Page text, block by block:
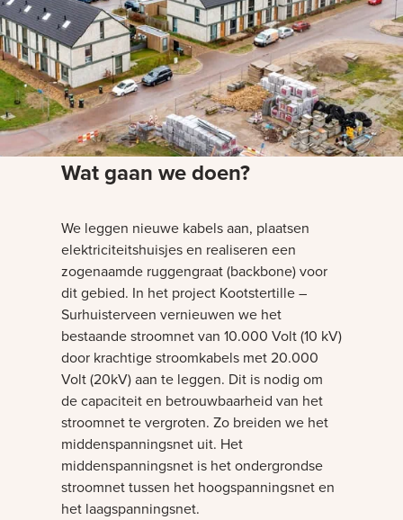
Wat gaan we doen?
We leggen nieuwe kabels aan, plaatsen
elektriciteitshuisjes en realiseren een
zogenaamde ruggengraat (backbone) voor
dit gebied. In het project Kootstertille –
Surhuisterveen vernieuwen we het
bestaande stroomnet van 10.000 Volt (10 kV)
door krachtige stroomkabels met 20.000
Volt (20kV) aan te leggen. Dit is nodig om
de capaciteit en betrouwbaarheid van het
stroomnet te vergroten. Zo breiden we het
middenspanningsnet uit. Het
middenspanningsnet is het ondergrondse
stroomnet tussen het hoogspanningsnet en
het laagspanningsnet.